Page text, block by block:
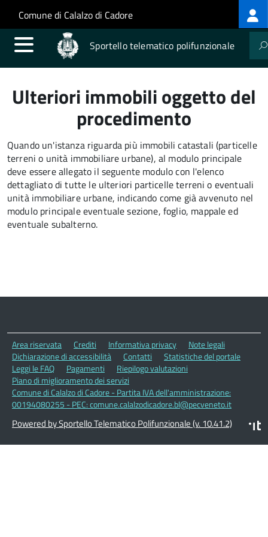
Salta al contenuto principale
Skip to site navigation
Comune di Calalzo di Cadore
Sportello telematico polifunzionale
Ulteriori immobili oggetto del
procedimento
Quando un'istanza riguarda più immobili catastali (particelle
terreni o unità immobiliare urbane), al modulo principale
deve essere allegato il seguente modulo con l'elenco
dettagliato di tutte le ulteriori particelle terreni o eventuali
unità immobiliare urbane, indicando come già avvenuto nel
modulo principale eventuale sezione, foglio, mappale ed
eventuale subalterno.
Area riservata Crediti Informativa privacy
Note legali
Dichiarazione di accessibilità
Contatti
Statistiche del portale
Leggi le FAQ
Pagamenti
Riepilogo valutazioni
Piano di miglioramento dei servizi
Comune di Calalzo di Cadore - Partita IVA dell'amministrazione:
00194080255 - PEC: comune.calalzodicadore.bl@pecveneto.it
Powered by Sportello Telematico Polifunzionale (v. 10.41.2)